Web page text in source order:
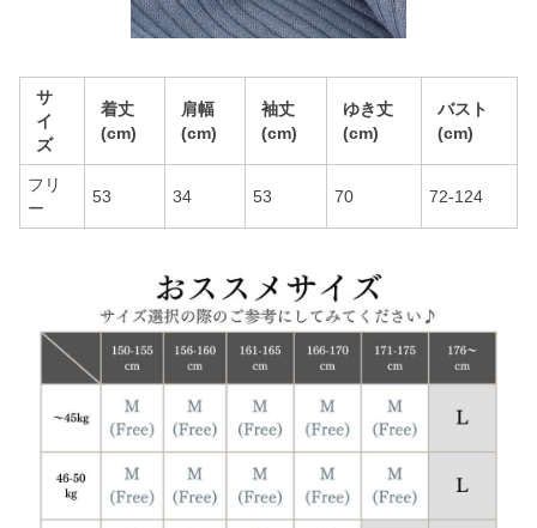
サ
イ
ズ
着丈
(cm)
肩幅
(cm)
袖丈
(cm)
ゆき丈
(cm)
バスト
(cm)
フリ
ー
53 34 53 70 72-124